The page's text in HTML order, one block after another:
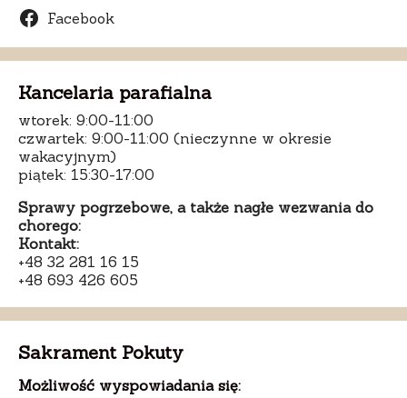
Facebook
Kancelaria parafialna
wtorek: 9:00-11:00
czwartek: 9:00-11:00 (nieczynne w okresie
wakacyjnym)
piątek: 15:30-17:00
Sprawy pogrzebowe, a także nagłe wezwania do
chorego:
Kontakt:
+48 32 281 16 15
+48 693 426 605
Sakrament Pokuty
Możliwość wyspowiadania się: